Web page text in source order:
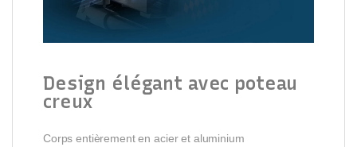
Design élégant avec poteau
creux
Corps entièrement en acier et aluminium